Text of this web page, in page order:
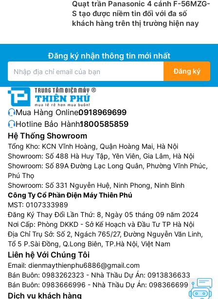
Quạt trần Panasonic 4 cánh F-56MZG-
S tạo được niềm tin đối với đa số
khách hàng trên thị trường hiện nay
Đăng ký nhận thông tin mới nhất
Đăng ký
Mua Hàng Online:0918969699
Hotline Bảo Hành:1800585859
Hệ Thống Showroom
Tổng Kho: KCN Vĩnh Hoàng, Quận Hoàng Mai, Hà Nội
Showroom: Số 488 Hà Huy Tập, Yên Viên, Gia Lâm, Hà Nội
Showroom: Số 89A Đường Lạc Long Quân, Phường Vĩnh Phúc,
Phú Thọ
Showroom: Số 331 Nguyễn Huệ, Ninh Phong, Ninh Bình
Công Ty Cổ Phần Điện Máy Thiên Phú
MST: 0107333989
Đăng Ký Thay Đổi Lần Thứ: 8, Ngày 05 tháng 09 năm 2024
Nơi Cấp: Phòng DKKD - Sở Kế Hoạch và Đầu Tư TP Hà Nội
Địa Chỉ Trụ Sở: Số 2, Ngách 765/27, Đường Nguyễn Văn Linh,
Tổ 5 P.Sài Đồng, Q.Long Biên, TP.Hà Nội, Việt Nam
Liên hệ Với Chúng Tôi
Email: dienmaythienphu6886@gmail.com
Bán Buôn: 0983262323 - Nhà Thầu Dự Án: 0913836633
Bán Buôn: 0983666996 - Nhà Thầu Dự Án: 0983666996
Dịch vụ khách hàng